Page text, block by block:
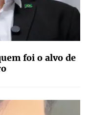
foi o alvo de